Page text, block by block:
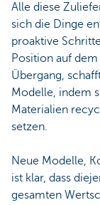
Alle diese
sich die Dinge
proaktive
Position auf
Übergang,
Modelle, indem
Materialien
setzen.
Neue Modelle,
ist klar, dass
gesamten